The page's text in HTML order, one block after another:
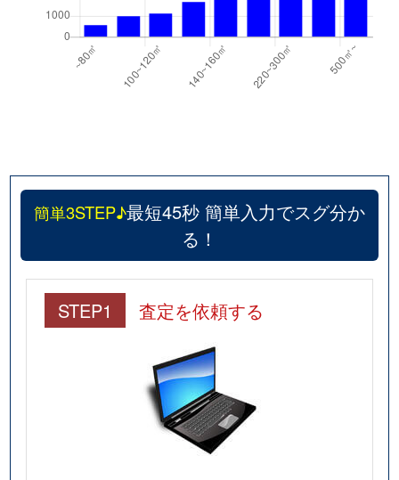
簡単3STEP♪最短45秒 簡単入力でスグ分か
る！
STEP1 査定を依頼する